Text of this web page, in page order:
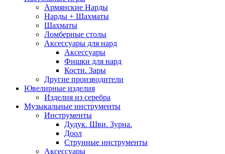
Армянские Нарды
Нарды + Шахматы
Шахматы
Ломберные столы
Аксессуары для нард
Аксессуары
Фишки для нард
Кости. Зары
Другие производители
Ювелирные изделия
Изделия из серебра
Музыкальные инструменты
Инструменты
Дудук. Шви. Зурна.
Доол
Струнные инструменты
Аксессуары